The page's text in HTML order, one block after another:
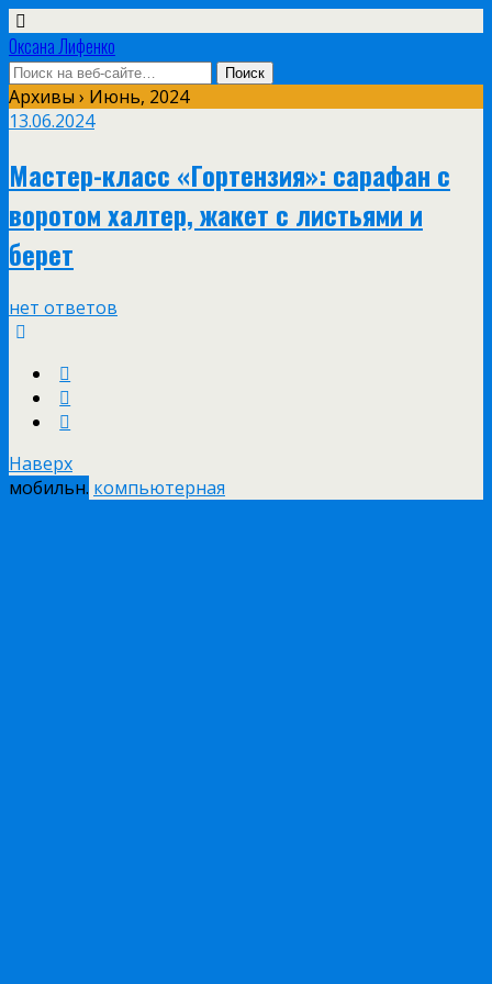
Оксана Лифенко
Архивы › Июнь, 2024
13.06.2024
Мастер-класс «Гортензия»: сарафан с
воротом халтер, жакет с листьями и
берет
нет ответов
Наверх
мобильн. компьютерная